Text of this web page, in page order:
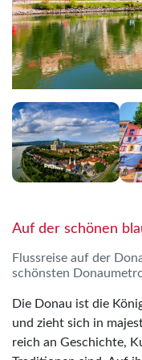
Auf der schönen
Flussreise auf der
schönsten
Die Donau ist die
und zieht sich in
reich an Geschichte,